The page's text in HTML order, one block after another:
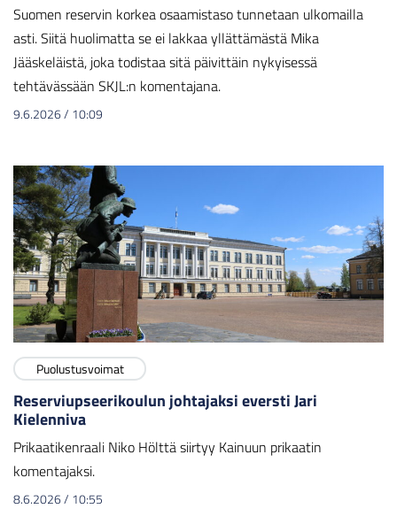
Suomen reservin korkea osaamistaso tunnetaan ulkomailla
asti. Siitä huolimatta se ei lakkaa yllättämästä Mika
Jääskeläistä, joka todistaa sitä päivittäin nykyisessä
tehtävässään SKJL:n komentajana.
9.6.2026/ 10:09
Puolustusvoimat
Reserviupseerikoulun johtajaksi eversti Jari
Kielenniva
Prikaatikenraali Niko Hölttä siirtyy Kainuun prikaatin
komentajaksi.
8.6.2026/ 10:55